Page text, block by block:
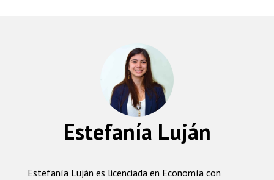
Estefanía Luján
Estefanía Luján es licenciada en Economía con